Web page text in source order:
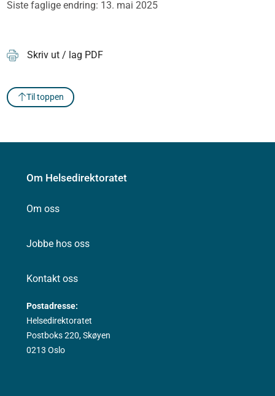
Siste faglige endring: 13. mai 2025
Skriv ut / lag PDF
Til toppen
Om Helsedirektoratet
Om oss
Jobbe hos oss
Kontakt oss
Postadresse:
Helsedirektoratet
Postboks 220, Skøyen
0213 Oslo